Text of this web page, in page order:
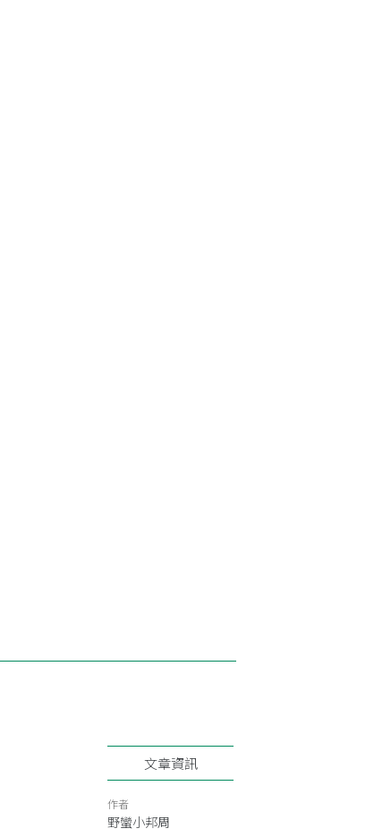
文章資訊
作者
野蠻小邦周